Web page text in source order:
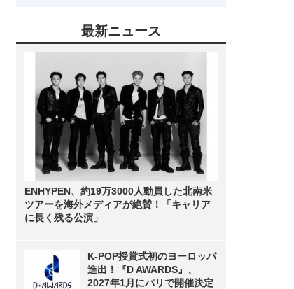
最新ニュース
ENHYPEN、約19万3000人動員した北南米
ツアーを海外メディアが絶賛！「キャリア
に長く残る公演」
K-POP授賞式初のヨーロッパ
進出！『D AWARDS』、
2027年1月にパリで開催決定